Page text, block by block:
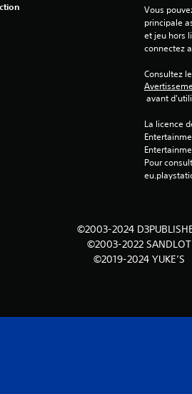
Vous
principale
et jeu hors
connectez
Consultez
avant
La licence
Pour
©2003-2024
©2003-2022 SANDLOT
©2019-2024 YUKE’S